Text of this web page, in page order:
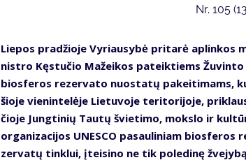
Nr. 105
Lie­pos pra­džio­je Vy­riau­sy­bė pri­ta­rė ap­lin­kos
nist­ro Kęs­tu­čio Ma­žei­kos pa­teik­tiems Žu­vin­to
bios­fe­ros re­zer­va­to nuo­sta­tų pa­kei­ti­mams,
šio­je vie­nin­te­lė­je Lie­tu­vo­je te­ri­to­ri­jo­je,
čio­je Jung­ti­nių Tau­tų švie­ti­mo, moks­lo ir
or­ga­ni­za­ci­jos UNES­CO pa­sau­li­niam bios­fe­ros
zer­va­tų tin­klui, įtei­si­no ne tik po­le­di­nę žve­jy­bą